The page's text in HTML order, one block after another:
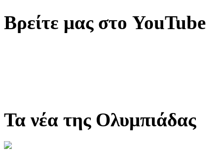
Βρείτε μας στο YouTube
Τα νέα της Ολυμπιάδας